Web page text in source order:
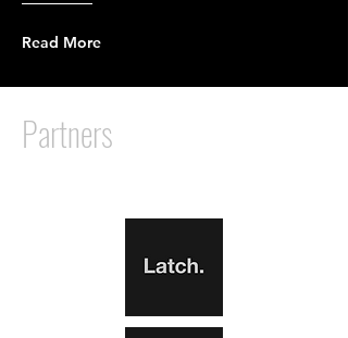
Read More
Partners